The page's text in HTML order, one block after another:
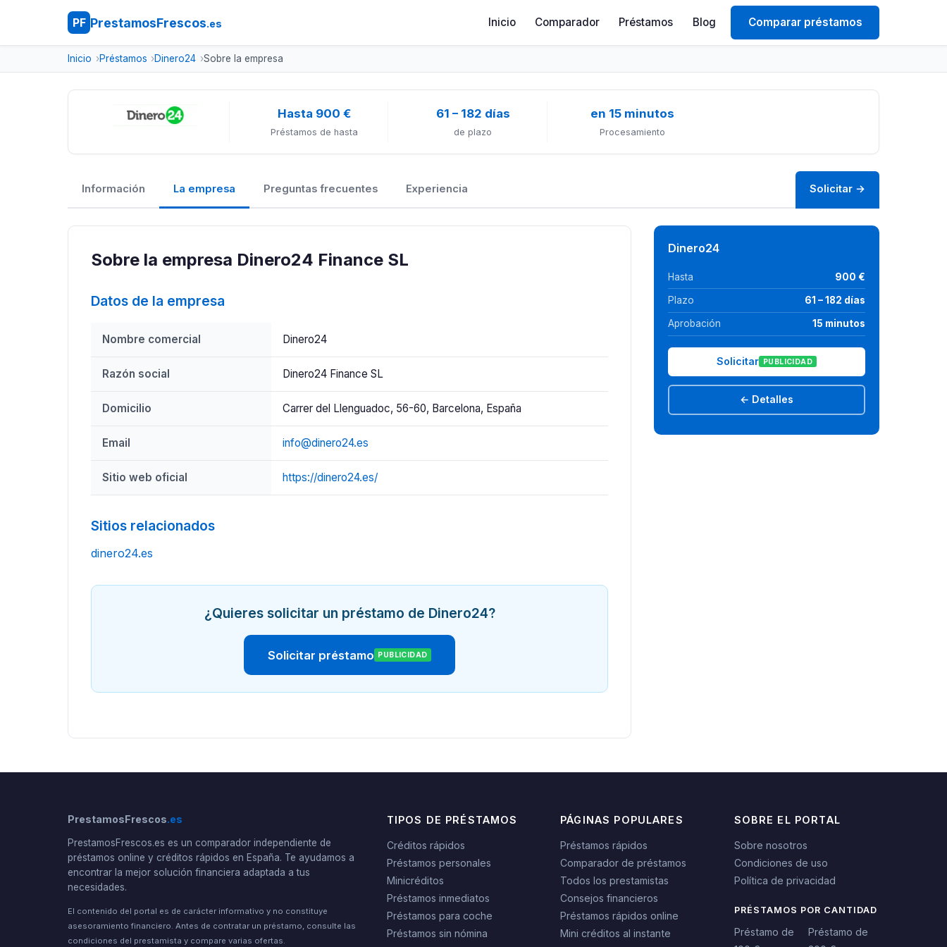
PF PrestamosFrescos.es Inicio Comparador Préstamos Blog Comparar préstamos
Inicio Préstamos Dinero24 Sobre la empresa
Hasta 900 €
Préstamos de hasta
61 – 182 días
de plazo
en 15 minutos
Procesamiento
Información La empresa Preguntas frecuentes Experiencia Solicitar →
Sobre la empresa Dinero24 Finance SL
Datos de la empresa
Nombre comercial Dinero24
Razón social Dinero24 Finance SL
Domicilio Carrer del Llenguadoc, 56-60, Barcelona, España
Email info@dinero24.es
Sitio web oficial https://dinero24.es/
Sitios relacionados
dinero24.es
¿Quieres solicitar un préstamo de Dinero24?
Solicitar préstamo PUBLICIDAD
Dinero24
Hasta 900 €
Plazo 61 – 182 días
Aprobación 15 minutos
Solicitar PUBLICIDAD
← Detalles
PrestamosFrescos.es
PrestamosFrescos.es es un comparador independiente de
préstamos online y créditos rápidos en España. Te ayudamos a
encontrar la mejor solución financiera adaptada a tus
necesidades.
El contenido del portal es de carácter informativo y no constituye
asesoramiento financiero. Antes de contratar un préstamo, consulte las
condiciones del prestamista y compare varias ofertas.
TIPOS DE PRÉSTAMOS
Créditos rápidos
Préstamos personales
Minicréditos
Préstamos inmediatos
Préstamos para coche
Préstamos sin nómina
PÁGINAS POPULARES
Préstamos rápidos
Comparador de préstamos
Todos los prestamistas
Consejos financieros
Préstamos rápidos online
Mini créditos al instante
SOBRE EL PORTAL
Sobre nosotros
Condiciones de uso
Política de privacidad
PRÉSTAMOS POR CANTIDAD
Préstamo de
Préstamo de